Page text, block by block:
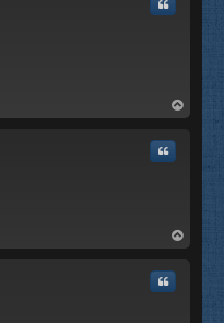
rri
ba
Citar
rri
ba
Citar